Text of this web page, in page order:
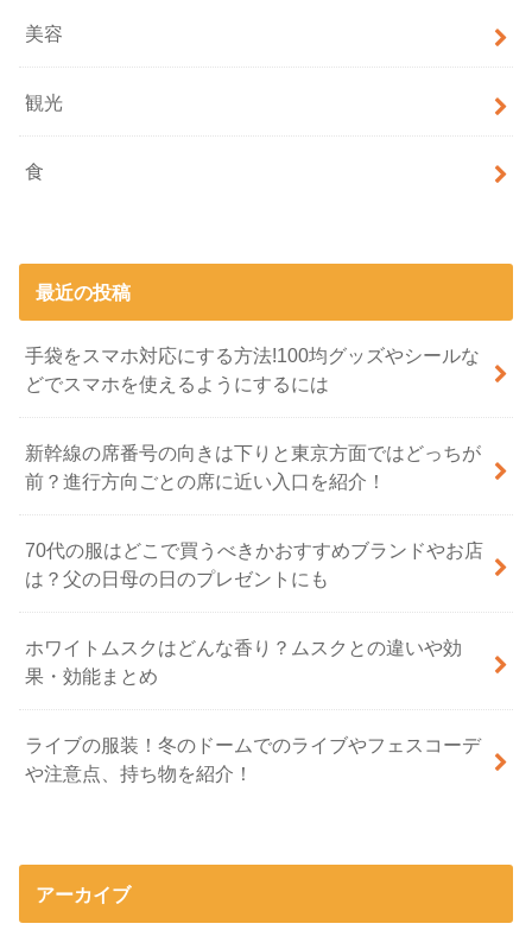
美容
観光
食
最近の投稿
手袋をスマホ対応にする方法!100均グッズやシールな
どでスマホを使えるようにするには
新幹線の席番号の向きは下りと東京方面ではどっちが
前？進行方向ごとの席に近い入口を紹介！
70代の服はどこで買うべきかおすすめブランドやお店
は？父の日母の日のプレゼントにも
ホワイトムスクはどんな香り？ムスクとの違いや効
果・効能まとめ
ライブの服装！冬のドームでのライブやフェスコーデ
や注意点、持ち物を紹介！
アーカイブ